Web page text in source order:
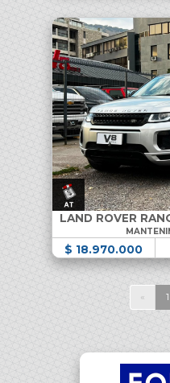
LAND ROVER
$ 18.970.000
« 1